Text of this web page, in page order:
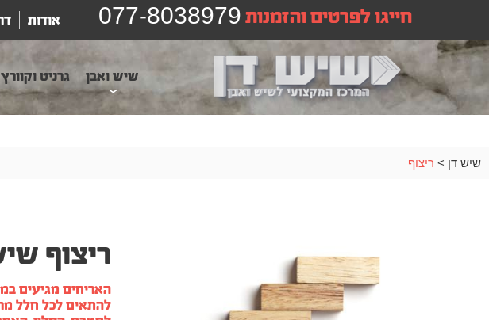
חייגו לפרטים והזמנות077-8038979 אודות
שיש ואבן גרניט וקוורץ
שיש דן > ריצוף
ריצוף
האריחים מגיעים
להתאים לכל חלל